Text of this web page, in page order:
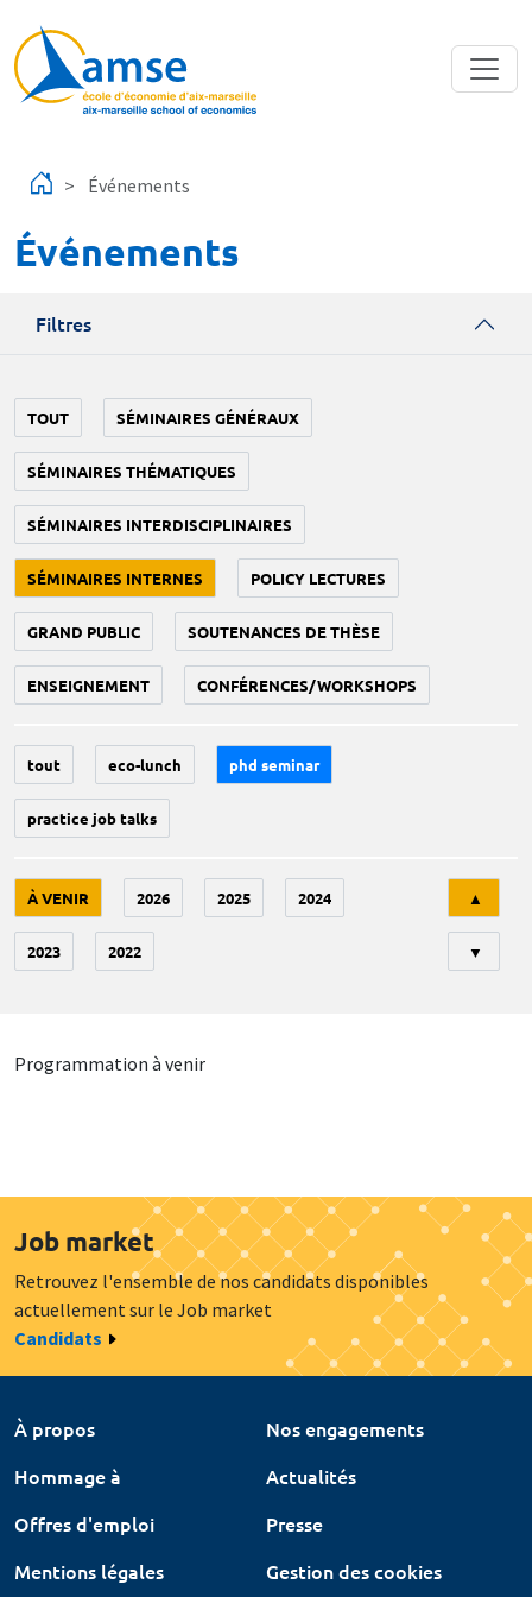
Événements
Événements
Filtres
TOUT SÉMINAIRES GÉNÉRAUX
SÉMINAIRES THÉMATIQUES
SÉMINAIRES INTERDISCIPLINAIRES
SÉMINAIRES INTERNES POLICY LECTURES
GRAND PUBLIC SOUTENANCES DE THÈSE
ENSEIGNEMENT CONFÉRENCES/WORKSHOPS
tout eco-lunch phd seminar
practice job talks
À VENIR 2026 2025 2024
2023 2022
▲
▼
Programmation à venir
Job market
Retrouvez l'ensemble de nos candidats disponibles
actuellement sur le Job market
Candidats
À propos
Nos engagements
Hommage à
Actualités
Offres d'emploi
Presse
Mentions légales
Gestion des cookies